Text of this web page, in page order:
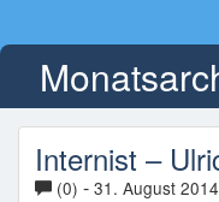
Internist –
(0) - 31. August 2014